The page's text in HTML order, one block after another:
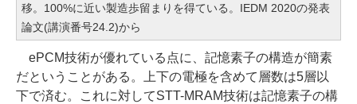
移。100%に近い製造歩留まりを得ている。IEDM 2020の発表
論文(講演番号24.2)から
ePCM技術が優れている点に、記憶素子の構造が簡素
だということがある。上下の電極を含めて層数は5層以
下で済む。これに対してSTT-MRAM技術は記憶素子の構